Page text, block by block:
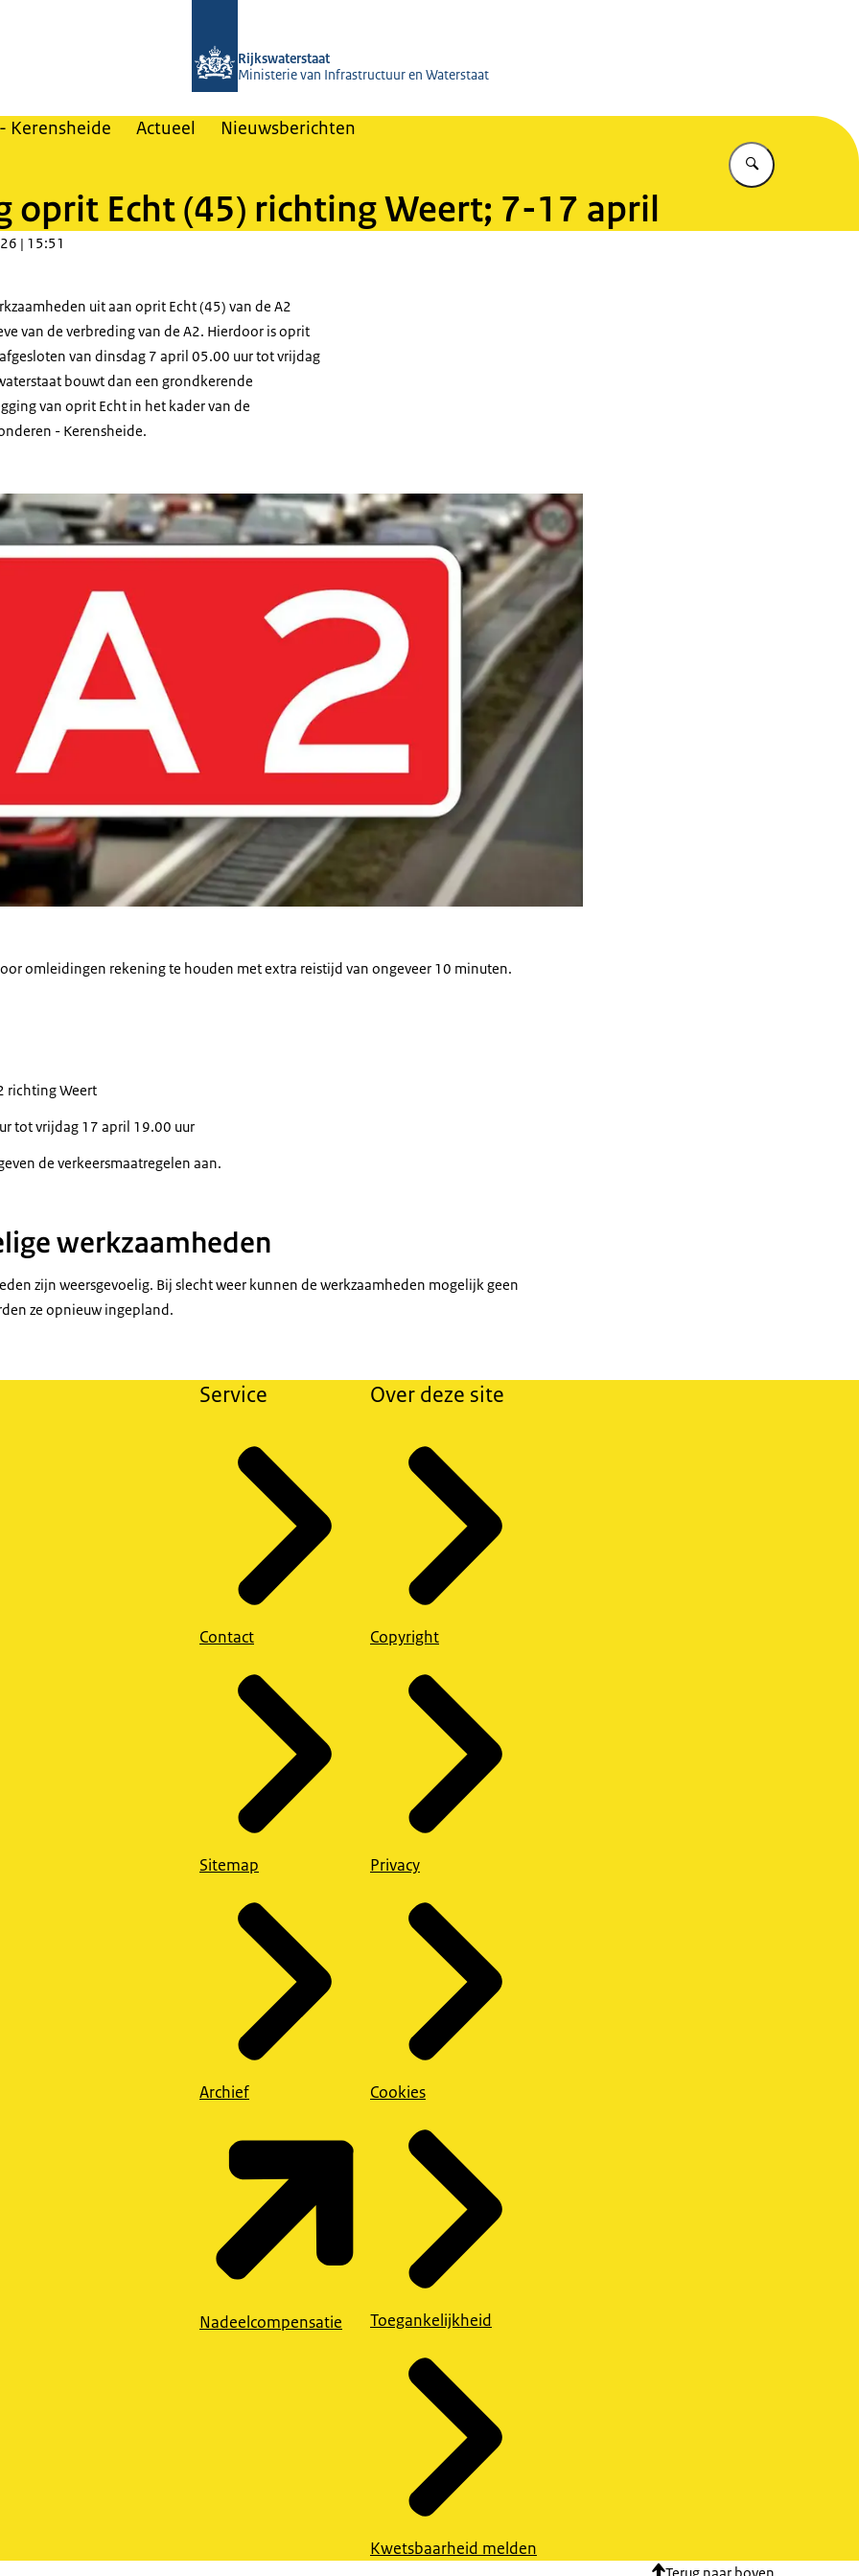
Rijkswaterstaat
Ministerie van Infrastructuur en Waterstaat
Kerensheide Actueel Nieuwsberichten
Vul in wat u
oprit Echt (45) richting Weert; 7-17 april
| 15:51
uit aan oprit Echt (45) van de A2
van de verbreding van de A2. Hierdoor is oprit
van dinsdag 7 april 05.00 uur tot vrijdag
bouwt dan een grondkerende
van oprit Echt in het kader van de
- Kerensheide.
omleidingen rekening te houden met extra reistijd van ongeveer 10 minuten.
richting Weert
tot vrijdag 17 april 19.00 uur
de verkeersmaatregelen aan.
werkzaamheden
zijn weersgevoelig. Bij slecht weer kunnen de werkzaamheden mogelijk geen
ze opnieuw ingepland.
Service
Contact
Sitemap
Archief
Nadeelcompensatie
Over deze site
Copyright
Privacy
Cookies
Toegankelijkheid
Kwetsbaarheid melden
Terug naar boven